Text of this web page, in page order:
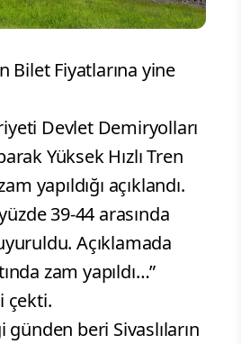
Bilet Fiyatlarına yine
Devlet Demiryolları
Yüksek Hızlı Tren
yapıldığı açıklandı.
39-44 arasında
Açıklamada
zam yapıldı…”
çekti.
beri Sivaslıların